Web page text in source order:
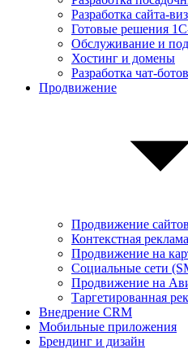
Разработка сайта-
Готовые решения
Обслуживание и
Хостинг и домены
Разработка чат-ботов
Продвижение
Продвижение
Контекстная реклама
Продвижение на
Социальные сети
Продвижение на
Таргетированная
Внедрение CRM
Мобильные приложения
Брендинг и дизайн